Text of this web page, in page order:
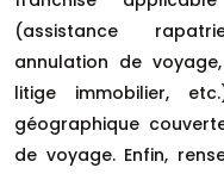
(assistance
annulation de
litige immobilier,
géographique
de voyage. Enfin,